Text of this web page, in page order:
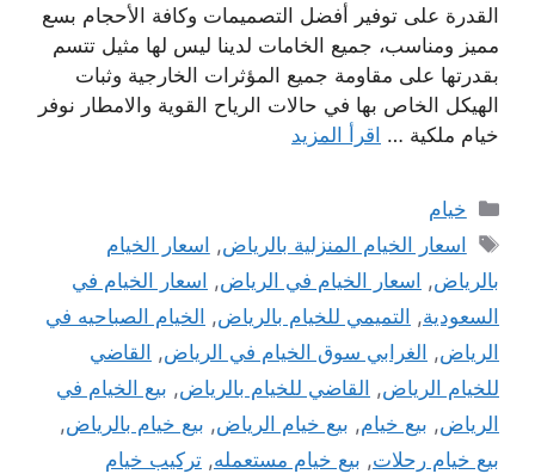
القدرة على توفير أفضل التصميمات وكافة الأحجام بسع
مميز ومناسب، جميع الخامات لدينا ليس لها مثيل تتسم
بقدرتها على مقاومة جميع المؤثرات الخارجية وثبات
الهيكل الخاص بها في حالات الرياح القوية والامطار نوفر
خيام ملكية … اقرأ المزيد
التصنيفات
خيام
الوسوم
اسعار الخيام المنزلية بالرياض, اسعار الخيام
بالرياض, اسعار الخيام في الرياض, اسعار الخيام في
السعودية, التميمي للخيام بالرياض, الخيام الصباحيه في
الرياض, الغرابي سوق الخيام في الرياض, القاضي
للخيام الرياض, القاضي للخيام بالرياض, بيع الخيام في
الرياض, بيع خيام, بيع خيام الرياض, بيع خيام بالرياض,
بيع خيام رحلات, بيع خيام مستعمله, تركيب خيام